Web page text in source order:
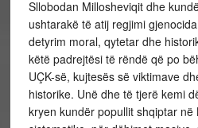
Sllobodan Millosheviqit dhe
ushtarakë të atij regjimi
detyrim moral, qytetar dhe
këtë padrejtësi të rëndë që po
UÇK-së, kujtesës së viktimave
historike. Unë dhe të tjerë kemi
kryen kundër popullit shqiptar në